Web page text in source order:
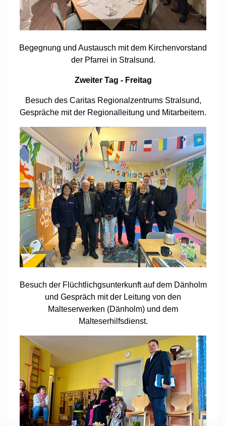
Begegnung und Austausch mit dem Kirchenvorstand
der Pfarrei in Stralsund.
Zweiter Tag - Freitag
Besuch des Caritas Regionalzentrums Stralsund,
Gespräche mit der Regionalleitung und Mitarbeitern.
Besuch der Flüchtlichgsunterkunft auf dem Dänholm
und Gespräch mit der Leitung von den
Malteserwerken (Dänholm) und dem
Malteserhilfsdienst.